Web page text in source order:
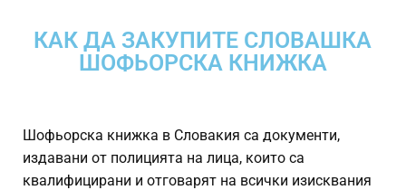
КАК ДА ЗАКУПИТЕ СЛОВАШКА
ШОФЬОРСКА КНИЖКА
Шофьорска книжка в Словакия са документи,
издавани от полицията на лица, които са
квалифицирани и отговарят на всички изисквания